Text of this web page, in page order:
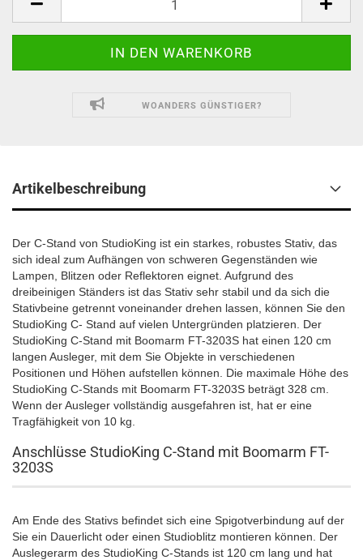
WOANDERS GÜNSTIGER?
Artikelbeschreibung
Der C-Stand von StudioKing ist ein starkes, robustes Stativ, das
sich ideal zum Aufhängen von schweren Gegenständen wie
Lampen, Blitzen oder Reflektoren eignet. Aufgrund des
dreibeinigen Ständers ist das Stativ sehr stabil und da sich die
Stativbeine getrennt voneinander drehen lassen, können Sie den
StudioKing C- Stand auf vielen Untergründen platzieren. Der
StudioKing C-Stand mit Boomarm FT-3203S hat einen 120 cm
langen Ausleger, mit dem Sie Objekte in verschiedenen
Positionen und Höhen aufstellen können. Die maximale Höhe des
StudioKing C-Stands mit Boomarm FT-3203S beträgt 328 cm.
Wenn der Ausleger vollständig ausgefahren ist, hat er eine
Tragfähigkeit von 10 kg.
Anschlüsse StudioKing C-Stand mit Boomarm FT-
3203S
Am Ende des Stativs befindet sich eine Spigotverbindung auf der
Sie ein Dauerlicht oder einen Studioblitz montieren können. Der
Auslegerarm des StudioKing C-Stands ist 120 cm lang und hat